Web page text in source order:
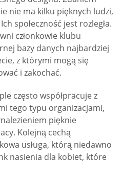
nie ma kilku pięknych ludzi,
społeczność jest rozległa.
członkowie klubu
bazy danych najbardziej
z którymi mogą się
i zakochać.
często współpracuje z
tego typu organizacjami,
pięknie
Kolejną cechą
usługa, którą niedawno
nasienia dla kobiet, które